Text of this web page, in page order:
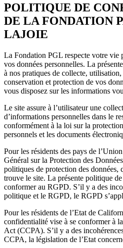
POLITIQUE DE
DE LA FONDATION
LAJOIE
La Fondation PGL respecte votre vie
vos données personnelles. La
à nos pratiques de collecte,
conservation et protection de vos
vous disposez sur les informations
Le site assure à l’utilisateur une
d’informations personnelles dans le
conformément à la loi sur la
personnels et les documents
Pour les résidents des pays de
Général sur la Protection des
politiques de protection des données,
trouve le site. La présente politique
conformer au RGPD. S’il y a des
politique et le RGPD, le RGPD
Pour les résidents de l’Etat de
confidentialité vise à se conformer à
Act (CCPA). S’il y a des
CCPA, la législation de l’Etat